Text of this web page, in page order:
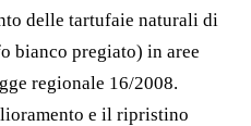
delle tartufaie naturali di
bianco pregiato) in aree
regionale 16/2008.
e il ripristino